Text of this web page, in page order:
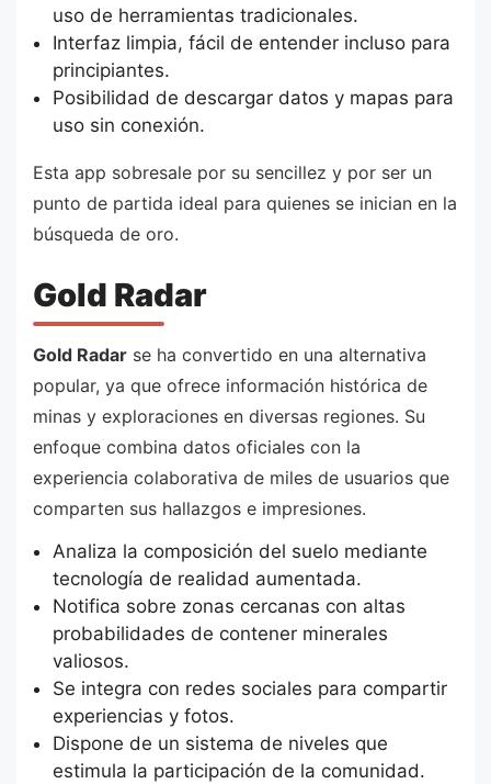
uso de herramientas tradicionales.
Interfaz limpia, fácil de entender incluso para
principiantes.
Posibilidad de descargar datos y mapas para
uso sin conexión.
Esta app sobresale por su sencillez y por ser un
punto de partida ideal para quienes se inician en la
búsqueda de oro.
Gold Radar
Gold Radar se ha convertido en una alternativa
popular, ya que ofrece información histórica de
minas y exploraciones en diversas regiones. Su
enfoque combina datos oficiales con la
experiencia colaborativa de miles de usuarios que
comparten sus hallazgos e impresiones.
Analiza la composición del suelo mediante
tecnología de realidad aumentada.
Notifica sobre zonas cercanas con altas
probabilidades de contener minerales
valiosos.
Se integra con redes sociales para compartir
experiencias y fotos.
Dispone de un sistema de niveles que
estimula la participación de la comunidad.